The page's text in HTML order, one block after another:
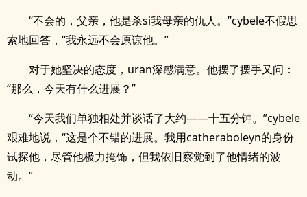
“不会的，父亲，他是杀si我母亲的仇人。”cybele不假思
索地回答，“我永远不会原谅他。”
对于她坚决的态度，uran深感满意。他摆了摆手又问：
“那么，今天有什么进展？”
“今天我们单独相处并谈话了大约——十五分钟。”cybele
艰难地说，“这是个不错的进展。我用catheraboleyn的身份
试探他，尽管他极力掩饰，但我依旧察觉到了他情绪的波
动。”